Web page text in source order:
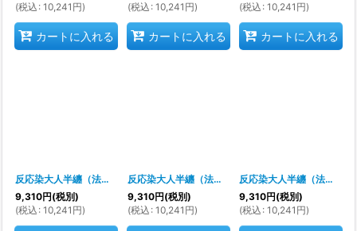
(税込 : 10,241 円)
カートに入れる
(税込 : 10,241 円)
カートに入れる
(税込 : 10,241 円)
カートに入れる
反応染大人半纏（法被） s9232]
9,310円(税別)
(税込 : 10,241 円)
反応染大人半纏（法被） s9243]
9,310円(税別)
(税込 : 10,241 円)
反応染大人半纏（法被）
9,310円(税別)
(税込 : 10,241 円)